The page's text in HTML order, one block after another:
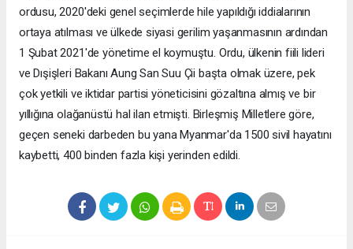
ordusu, 2020'deki genel seçimlerde hile yapıldığı iddialarının
ortaya atılması ve ülkede siyasi gerilim yaşanmasının ardından
1 Şubat 2021'de yönetime el koymuştu. Ordu, ülkenin fiili lideri
ve Dışişleri Bakanı Aung San Suu Çii başta olmak üzere, pek
çok yetkili ve iktidar partisi yöneticisini gözaltına almış ve bir
yıllığına olağanüstü hal ilan etmişti. Birleşmiş Milletlere göre,
geçen seneki darbeden bu yana Myanmar'da 1500 sivil hayatını
kaybetti, 400 binden fazla kişi yerinden edildi.